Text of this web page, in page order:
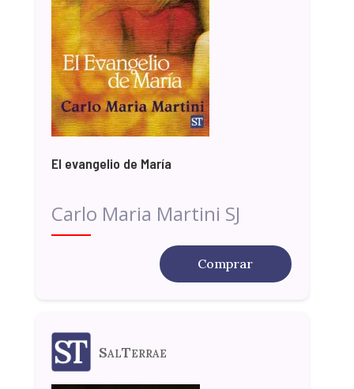
El evangelio de María
Carlo Maria Martini SJ
Comprar
SalTerrae